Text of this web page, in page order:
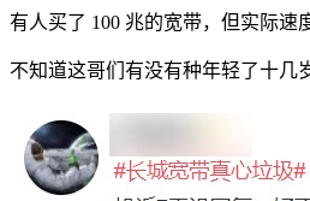
有人买了 100 兆的宽带，但实际速
不知道这哥们有没有种年轻了十几